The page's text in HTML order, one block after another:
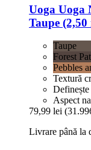
Uoga Uoga
Taupe (2,50
Taupe
Forest
Pebbles
Textură
Aspect
79,99 lei
Livrare până la